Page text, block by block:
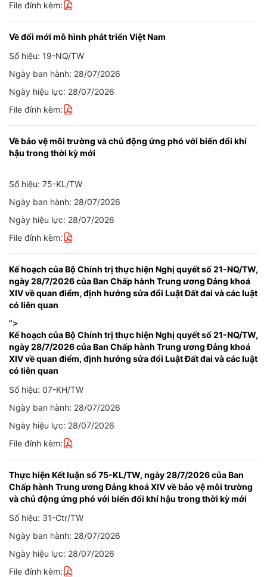
File đính kèm:
Về đổi mới mô hình phát triển Việt Nam
Số hiệu: 19-NQ/TW
Ngày ban hành: 28/07/2026
Ngày hiệu lực: 28/07/2026
File đính kèm:
Về bảo vệ môi trường và chủ động ứng phó với biến đổi khí
hậu trong thời kỳ mới
Số hiệu: 75-KL/TW
Ngày ban hành: 28/07/2026
Ngày hiệu lực: 28/07/2026
File đính kèm:
Kế hoạch của Bộ Chính trị thực hiện Nghị quyết số 21-NQ/TW,
ngày 28/7/2026 của Ban Chấp hành Trung ương Đảng khoá
XIV về quan điểm, định hướng sửa đổi Luật Đất đai và các luật
có liên quan
">
Kế hoạch của Bộ Chính trị thực hiện Nghị quyết số 21-NQ/TW,
ngày 28/7/2026 của Ban Chấp hành Trung ương Đảng khoá
XIV về quan điểm, định hướng sửa đổi Luật Đất đai và các luật
có liên quan
Số hiệu: 07-KH/TW
Ngày ban hành: 28/07/2026
Ngày hiệu lực: 28/07/2026
File đính kèm:
Thực hiện Kết luận số 75-KL/TW, ngày 28/7/2026 của Ban
Chấp hành Trung ương Đảng khoá XIV về bảo vệ môi trường
và chủ động ứng phó với biến đổi khí hậu trong thời kỳ mới
Số hiệu: 31-Ctr/TW
Ngày ban hành: 28/07/2026
Ngày hiệu lực: 28/07/2026
File đính kèm: